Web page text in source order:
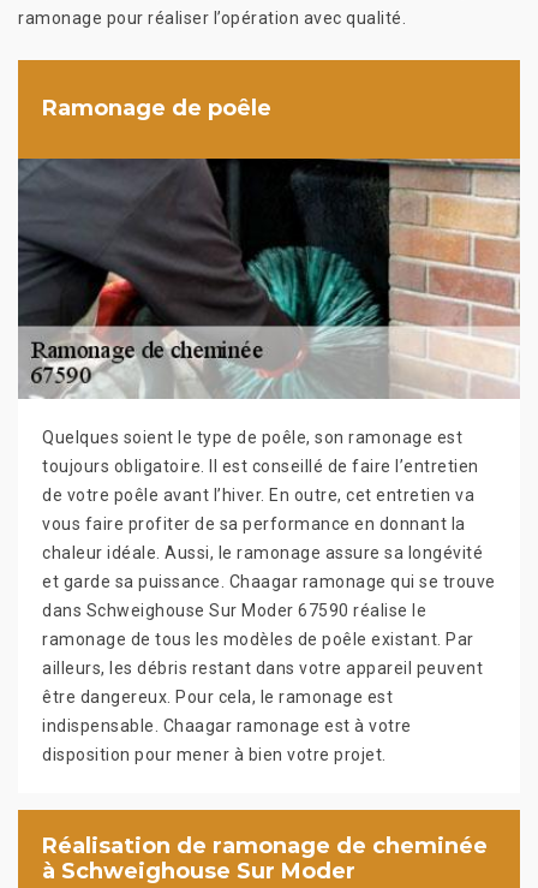
ramonage pour réaliser l’opération avec qualité.
Ramonage de poêle
Quelques soient le type de poêle, son ramonage est
toujours obligatoire. Il est conseillé de faire l’entretien
de votre poêle avant l’hiver. En outre, cet entretien va
vous faire profiter de sa performance en donnant la
chaleur idéale. Aussi, le ramonage assure sa longévité
et garde sa puissance. Chaagar ramonage qui se trouve
dans Schweighouse Sur Moder 67590 réalise le
ramonage de tous les modèles de poêle existant. Par
ailleurs, les débris restant dans votre appareil peuvent
être dangereux. Pour cela, le ramonage est
indispensable. Chaagar ramonage est à votre
disposition pour mener à bien votre projet.
Réalisation de ramonage de cheminée
à Schweighouse Sur Moder